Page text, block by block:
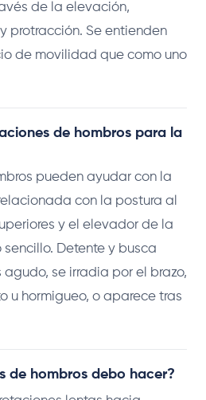
de la elevación,
protracción. Se entienden
de movilidad que como uno
de hombros para la
pueden ayudar con la
con la postura al
y el elevador de la
Detente y busca
se irradia por el brazo,
u hormigueo, o aparece tras
de hombros debo hacer?